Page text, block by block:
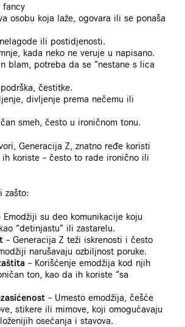
fancy
osobu koja laže, ogovara ili se ponaša
ili postidjenosti.
kada neko ne veruje u napisano.
blam, potreba da se “nestane s lica
čestitke.
divljenje prema nečemu ili
smeh, često u ironičnom tonu.
Generacija Z, znatno ređe koristi
ih koriste – često to rade ironično ili
zašto:
Emodžiji su deo komunikacije koju
“detinjastu” ili zastarelu.
– Generacija Z teži iskrenosti i često
narušavaju ozbiljnost poruke.
– Korišćenje emodžija kod njih
ton, kao da ih koriste “sa
– Umesto emodžija, češće
stikere ili mimove, koji omogućavaju
osećanja i stavova.